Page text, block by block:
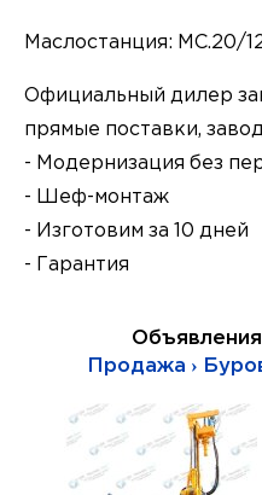
Маслостанция: МС.20/
Официальный дилер
прямые поставки,
- Модернизация без
- Шеф-монтаж
- Изготовим за 10 дней
- Гарантия
Объявления
Продажа ›